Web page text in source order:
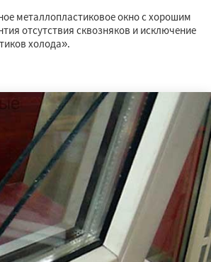
металлопластиковое окно с хорошим
отсутствия сквозняков и исключение
холода».